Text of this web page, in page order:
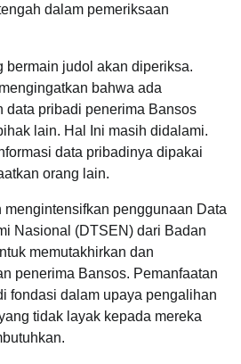
dalam pemeriksaan
bermain judol akan diperiksa.
bahwa ada
data pribadi penerima Bansos
lain. Hal Ini masih didalami.
data pribadinya dipakai
orang lain.
mengintensifkan penggunaan Data
Nasional (DTSEN) dari Badan
memutakhirkan dan
penerima Bansos. Pemanfaatan
fondasi dalam upaya pengalihan
tidak layak kepada mereka